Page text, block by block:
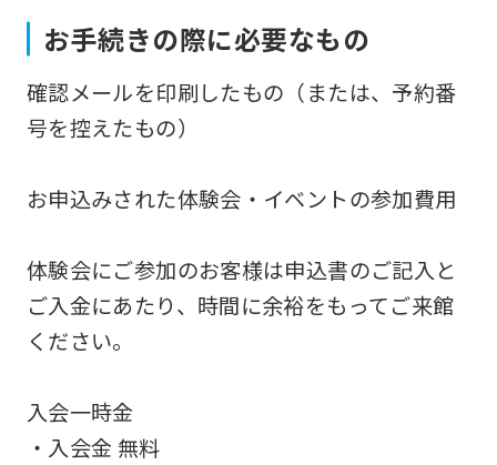
お手続きの際に必要なもの
確認メールを印刷したもの（または、予約番
号を控えたもの）
お申込みされた体験会・イベントの参加費用
体験会にご参加のお客様は申込書のご記入と
ご入金にあたり、時間に余裕をもってご来館
ください。
入会一時金
・入会金 無料
this
website
will
mechanically,
it
may